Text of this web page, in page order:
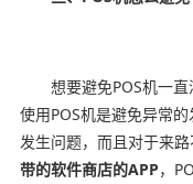
想要避免POS机一直
使用POS机是避免异常
发生问题，而且对于来
带的软件商店的APP，